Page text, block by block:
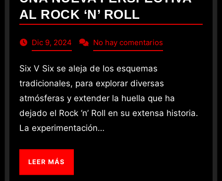
AL ROCK ‘N’ ROLL
Dic 9, 2024 No hay comentarios
Six V Six se aleja de los esquemas
tradicionales, para explorar diversas
atmósferas y extender la huella que ha
dejado el Rock ‘n’ Roll en su extensa historia.
La experimentación…
LEER MÁS